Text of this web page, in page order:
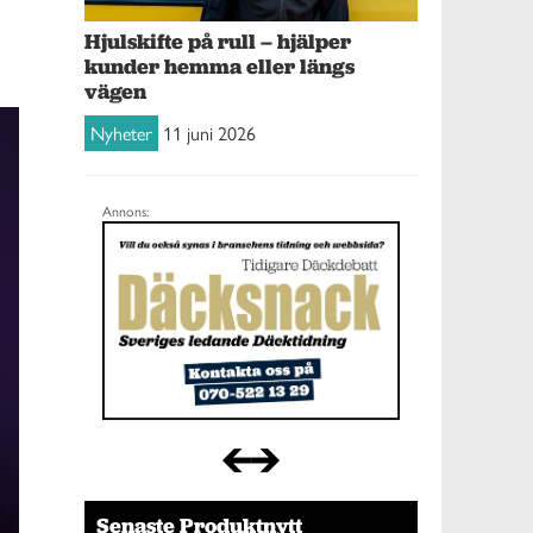
Hjulskifte på rull – hjälper
kunder hemma eller längs
vägen
Nyheter 11 juni 2026
Annons:
Senaste Produktnytt